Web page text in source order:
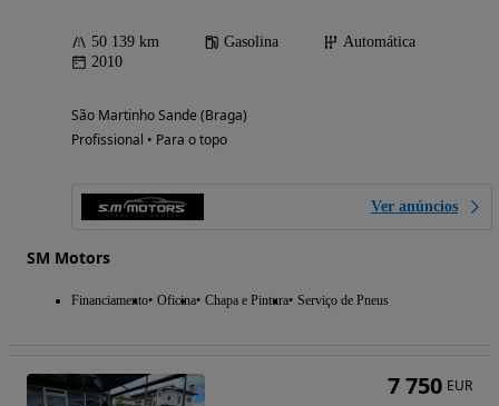
50 139 km Gasolina
Automática
2010
São Martinho Sande (Braga)
Profissional • Para o topo
Ver anúncios
SM Motors
Financiamento Oficina Chapa e Pintura Serviço de Pneus
7 750 EUR